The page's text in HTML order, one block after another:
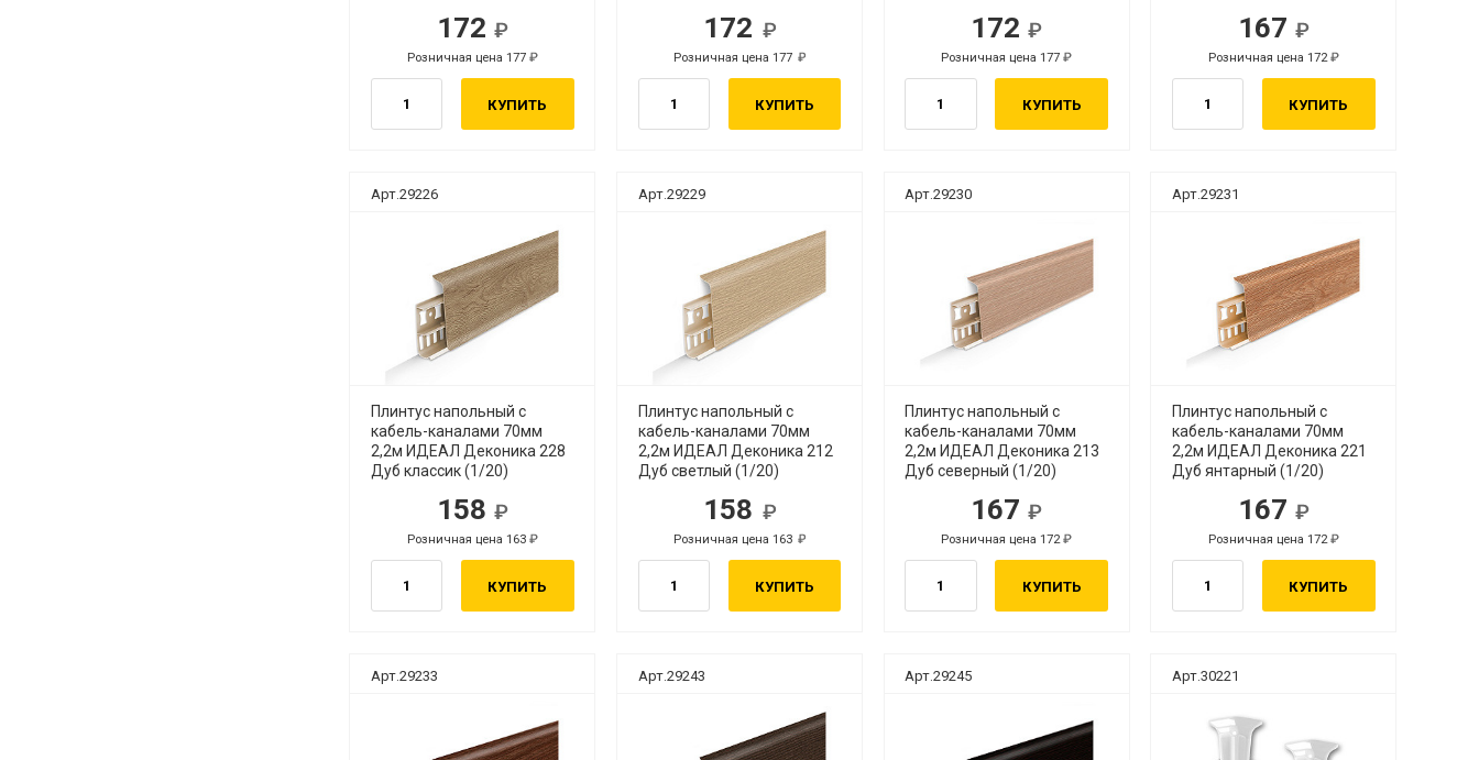
172
Розничная цена 177
КУПИТЬ
172
Розничная цена 177
КУПИТЬ
172
руб.
Розничная цена 177
руб.
КУПИТЬ
167
руб.
Розничная цена 172
руб.
КУПИТЬ
Арт.29226
Плинтус напольный с
кабель-каналами 70мм
2,2м ИДЕАЛ Деконика 228
Дуб классик (1/20)
158
Розничная цена 163
КУПИТЬ
Арт.29229
Плинтус напольный с
кабель-каналами 70мм
2,2м ИДЕАЛ Деконика 212
Дуб светлый (1/20)
158
Розничная цена 163
КУПИТЬ
Арт.29230
Плинтус напольный с
кабель-каналами 70мм
2,2м ИДЕАЛ Деконика 213
Дуб северный (1/20)
167
руб.
Розничная цена 172
руб.
КУПИТЬ
Арт.29231
Плинтус напольный с
кабель-каналами 70мм
2,2м ИДЕАЛ Деконика 221
Дуб янтарный (1/20)
167
руб.
Розничная цена 172
руб.
КУПИТЬ
Арт.29233 Арт.29243 Арт.29245 Арт.30221